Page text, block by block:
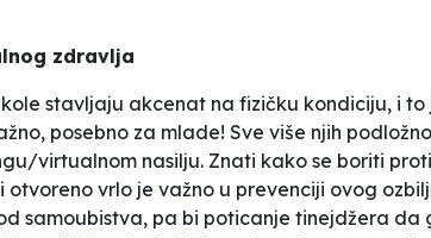
zdravlja
stavljaju akcenat na fizičku kondiciju, i
posebno za mlade! Sve više njih
/virtualnom nasilju. Znati kako se boriti
otvoreno vrlo je važno u prevenciji ovog
samoubistva, pa bi poticanje tinejdžera da